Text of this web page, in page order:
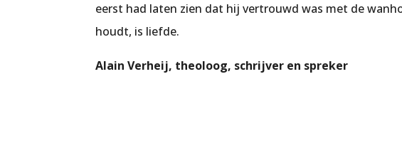
eerst had laten zien dat hij vertrouwd was met de
houdt, is liefde.
Alain Verheij, theoloog, schrijver en spreker